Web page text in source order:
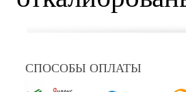
СПОСОБЫ ОПЛАТЫ